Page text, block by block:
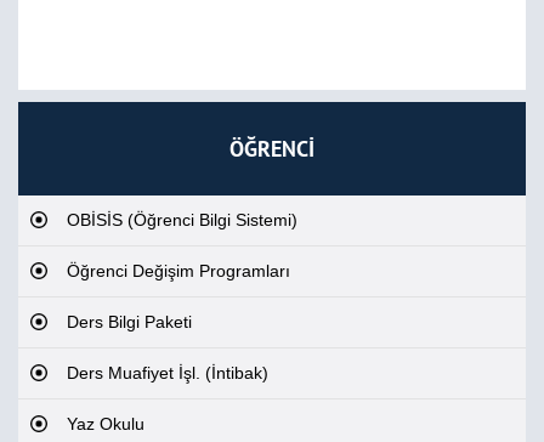
ÖĞRENCİ
OBİSİS (Öğrenci Bilgi Sistemi)
Öğrenci Değişim Programları
Ders Bilgi Paketi
Ders Muafiyet İşl. (İntibak)
Yaz Okulu